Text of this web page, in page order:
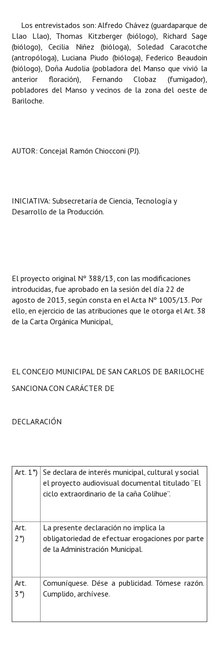
Los entrevistados son: Alfredo Chávez (guardaparque de
Llao Llao), Thomas Kitzberger (biólogo), Richard Sage
(biólogo), Cecilia Niñez (bióloga), Soledad Caracotche
(antropóloga), Luciana Piudo (bióloga), Federico Beaudoin
(biólogo), Doña Audolia (pobladora del Manso que vivió la
anterior floración), Fernando Clobaz (fumigador),
pobladores del Manso y vecinos de la zona del oeste de
Bariloche.
AUTOR: Concejal Ramón Chiocconi (PJ).
INICIATIVA: Subsecretaría de Ciencia, Tecnología y
Desarrollo de la Producción.
El proyecto original Nº 388/13, con las modificaciones
introducidas, fue aprobado en la sesión del día 22 de
agosto de 2013, según consta en el Acta Nº 1005/13. Por
ello, en ejercicio de las atribuciones que le otorga el Art. 38
de la Carta Orgánica Municipal,
EL CONCEJO MUNICIPAL DE SAN CARLOS DE BARILOCHE
SANCIONA CON CARÁCTER DE
DECLARACIÓN
Art. 1°) Se declara de interés municipal, cultural y social
el proyecto audiovisual documental titulado “El
ciclo extraordinario de la caña Colihue”.
Art.
2°)
La presente declaración no implica la
obligatoriedad de efectuar erogaciones por parte
de la Administración Municipal.
Art.
3°)
Comuníquese. Dése a publicidad. Tómese razón.
Cumplido, archívese.